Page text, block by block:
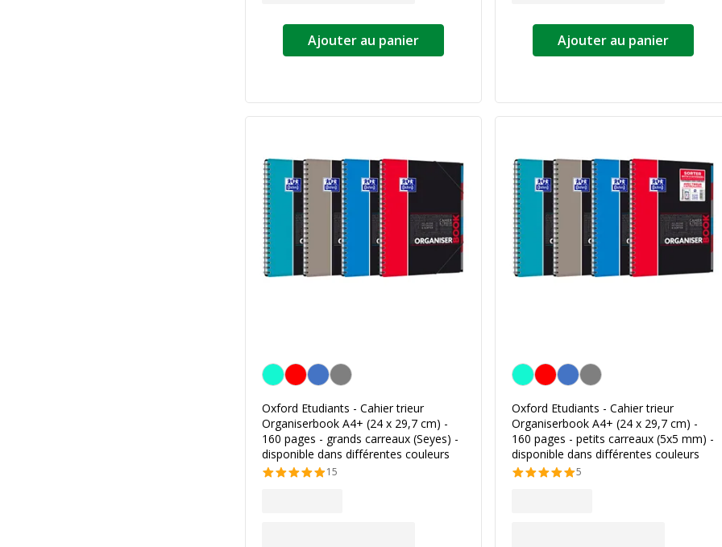
Ajouter au panier Ajouter au panier
Personnalisation de la couleur
Oxford Etudiants - Cahier trieur
Organiserbook A4+ (24 x 29,7 cm) -
160 pages - grands carreaux (Seyes) -
disponible dans différentes couleurs
15
Personnalisation de la couleur
Oxford Etudiants - Cahier trieur
Organiserbook A4+ (24 x 29,7 cm) -
160 pages - petits carreaux (5x5 mm) -
disponible dans différentes couleurs
5